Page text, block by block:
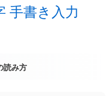
手書き入力
読み方